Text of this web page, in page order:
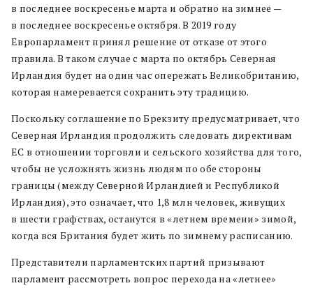
в последнее воскресенье марта и обратно на зимнее —
в последнее воскресенье октября. В 2019 году
Европарламент принял решение от отказе от этого
правила. В таком случае с марта по октябрь Северная
Ирландия будет на один час опережать Великобританию,
которая намеревается сохранить эту традицию.
Поскольку соглашение по Брекзиту предусматривает, что
Северная Ирландия продолжить следовать директивам
ЕС в отношении торговли и сельского хозяйства для того,
чтобы не усложнять жизнь людям по обе стороны
границы (между Северной Ирландией и Республикой
Ирландия), это означает, что 1,8 млн человек, живущих
в шести графствах, останутся в «летнем времени» зимой,
когда вся Британия будет жить по зимнему расписанию.
Представители парламентских партий призывают
парламент рассмотреть вопрос перехода на «летнее»